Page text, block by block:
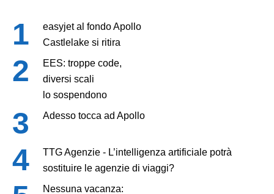
easyjet al fondo Apollo
Castlelake si ritira
EES: troppe code,
diversi scali
lo sospendono
Adesso tocca ad Apollo
TTG Agenzie - L’intelligenza artificiale potrà
sostituire le agenzie di viaggi?
Nessuna vacanza: